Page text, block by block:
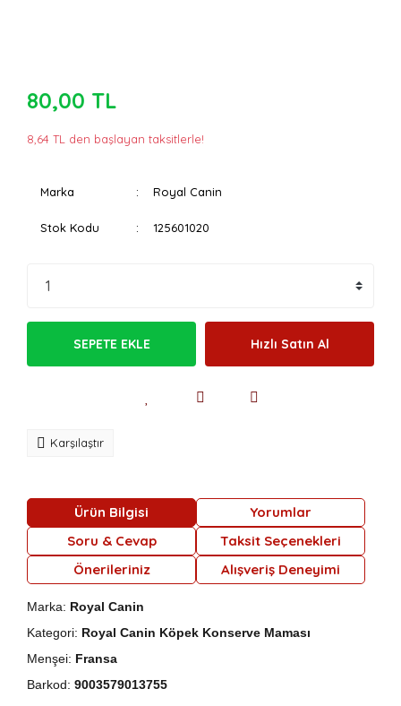
80,00 TL
8,64 TL den başlayan taksitlerle!
Marka Royal Canin
Stok Kodu 125601020
SEPETE EKLE Hızlı Satın Al
Karşılaştır
Ürün Bilgisi
Yorumlar
Soru & Cevap
Taksit Seçenekleri
Önerileriniz
Alışveriş Deneyimi
Marka: Royal Canin
Kategori: Royal Canin Köpek Konserve Maması
Menşei: Fransa
Barkod: 9003579013755